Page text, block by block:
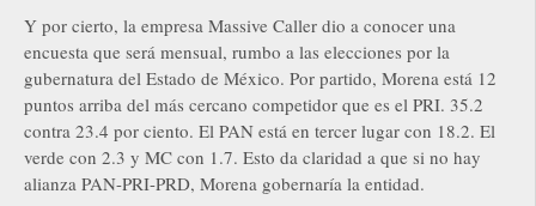
Y por cierto, la empresa Massive Caller dio a conocer una
encuesta que será mensual, rumbo a las elecciones por la
gubernatura del Estado de México. Por partido, Morena está 12
puntos arriba del más cercano competidor que es el PRI. 35.2
contra 23.4 por ciento. El PAN está en tercer lugar con 18.2. El
verde con 2.3 y MC con 1.7. Esto da claridad a que si no hay
alianza PAN-PRI-PRD, Morena gobernaría la entidad.